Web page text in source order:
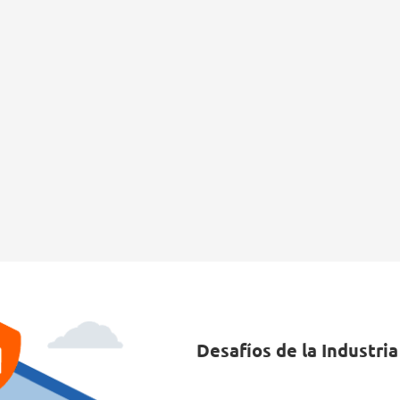
Desafíos de la